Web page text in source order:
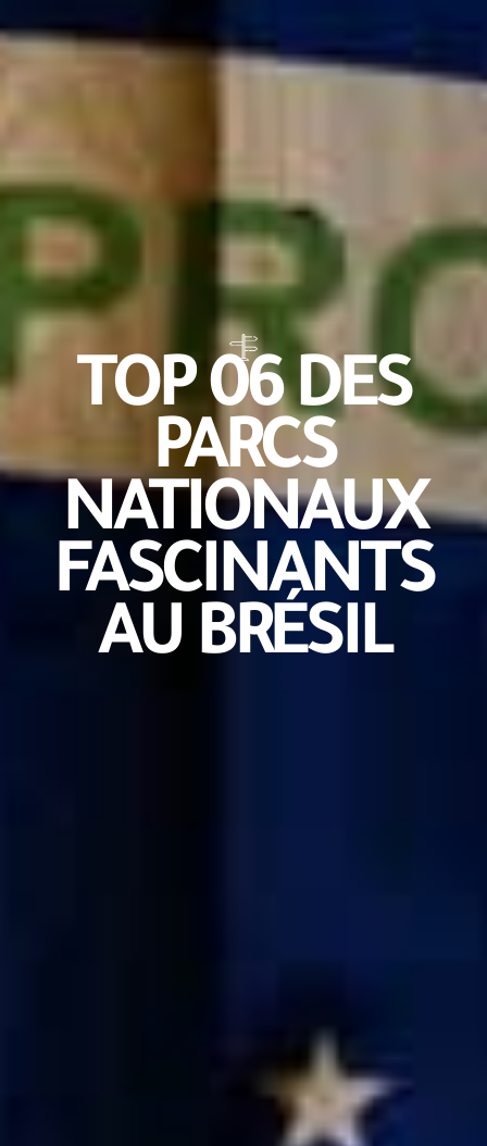
TOP 06 DES
PARCS
NATIONAUX
FASCINANTS
AU BRÉSIL